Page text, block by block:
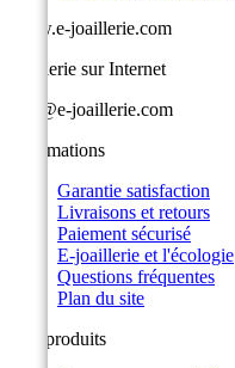
www.e-joaillerie.com
Joaillerie sur Internet
info@e-joaillerie.com
Informations
Garantie satisfaction
Livraisons et retours
Paiement sécurisé
E-joaillerie et l'écologie
Questions fréquentes
Plan du site
Nos produits